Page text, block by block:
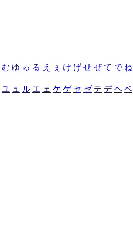
む ゆ ゅ る え ぇ け げ せ ぜ て で ね
ユ ュ ル エ ェ ケ ゲ セ ゼ テ デ ヘ ベ